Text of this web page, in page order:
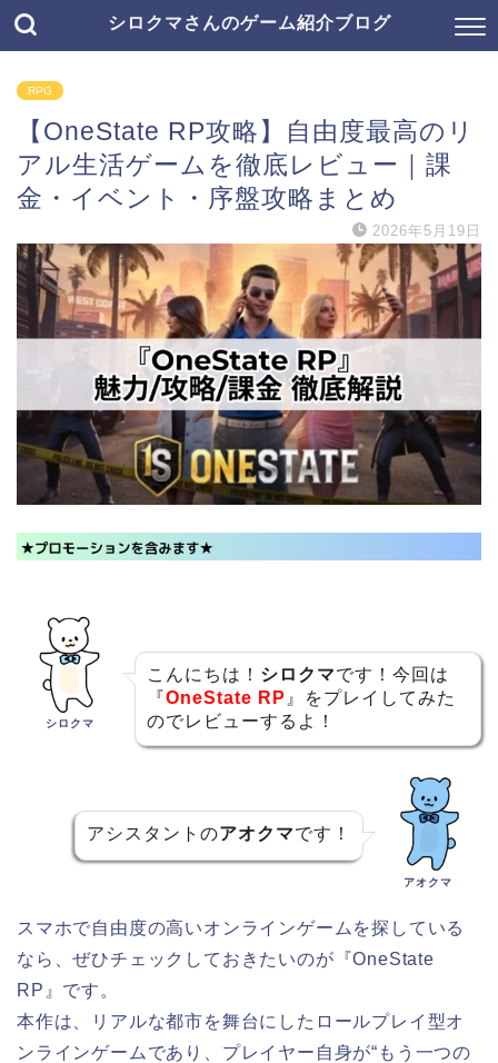
シロクマさんのゲーム紹介ブログ
RPG
【OneState RP攻略】自由度最高のリ
アル生活ゲームを徹底レビュー｜課
金・イベント・序盤攻略まとめ
2026年5月19日
シロクマ
こんにちは！ シロクマです！今回は
『OneState RP 』をプレイしてみた
のでレビューするよ！
アシスタントのアオクマです！
アオクマ
スマホで自由度の高いオンラインゲームを探している
なら、ぜひチェックしておきたいのが『OneState
RP 』です。
本作は、リアルな都市を舞台にしたロールプレイ型オ
ンラインゲームであり、プレイヤー自身が“もう一つの